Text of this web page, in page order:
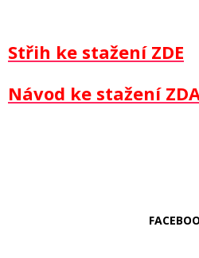
Střih ke stažení ZDE
Návod ke stažení